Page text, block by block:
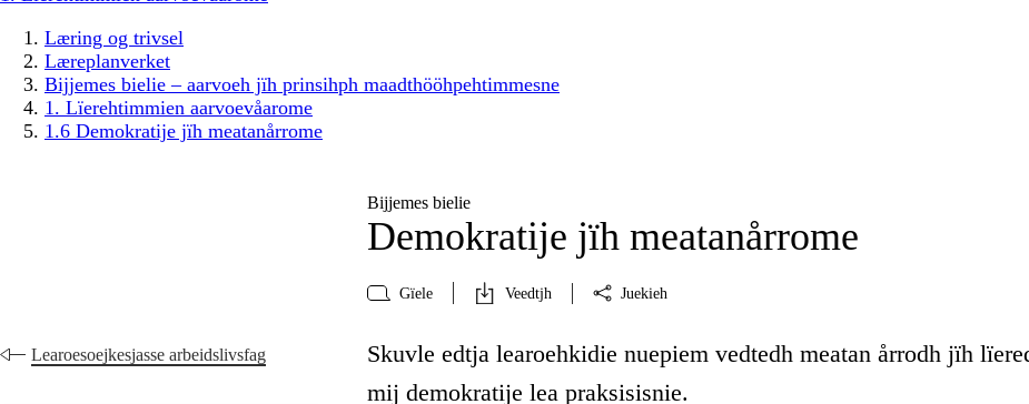
Læring og trivsel
Læreplanverket
Bijjemes bielie – aarvoeh jïh prinsihph maadthööhpehtimmesne
1. Lïerehtimmien aarvoevåarome
1.6 Demokratije jïh meatanårrome
Bijjemes bielie
Demokratije jïh meatanårrome
Gïele Veedtjh Juekieh
Learoesoejkesjasse arbeidslivsfag
Skuvle edtja learoehkidie nuepiem vedtedh meatan årrodh jïh
mij demokratije lea praksisisnie.